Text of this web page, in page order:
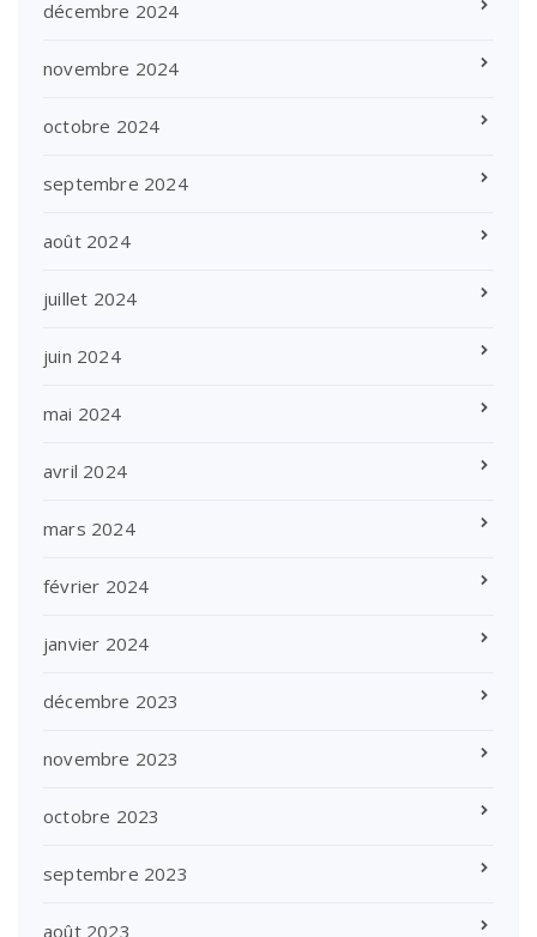
décembre 2024
novembre 2024
octobre 2024
septembre 2024
août 2024
juillet 2024
juin 2024
mai 2024
avril 2024
mars 2024
février 2024
janvier 2024
décembre 2023
novembre 2023
octobre 2023
septembre 2023
août 2023